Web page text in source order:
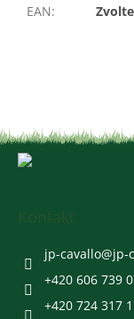
EAN:
jp-cavallo@jp-
+420 606 739
+420 724 317